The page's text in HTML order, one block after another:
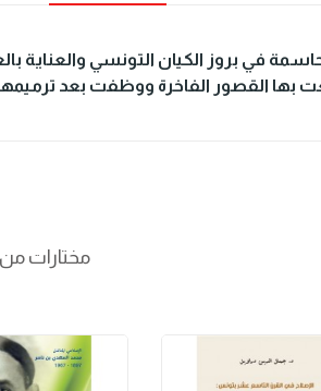
في بروز الكيان التونسي والعناية
بها القصور الفاخرة ووظفت بعد
مختارات